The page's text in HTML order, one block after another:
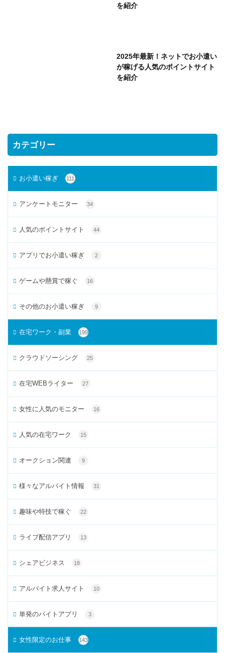
を紹介
2025年最新！ネットでお小遣い
が稼げる人気のポイントサイト
を紹介
カテゴリー
お小遣い稼ぎ 111
アンケートモニター 34
人気のポイントサイト 44
アプリでお小遣い稼ぎ 2
ゲームや懸賞で稼ぐ 16
その他のお小遣い稼ぎ 9
在宅ワーク・副業 199
クラウドソーシング 25
在宅WEBライター 27
女性に人気のモニター 16
人気の在宅ワーク 15
オークション関連 9
様々なアルバイト情報 31
趣味や特技で稼ぐ 22
ライブ配信アプリ 13
シェアビジネス 18
アルバイト求人サイト 10
単発のバイトアプリ 3
女性限定のお仕事 143